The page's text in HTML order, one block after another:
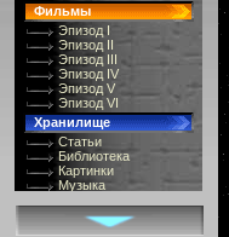
Фильмы
Эпизод I
Эпизод II
Эпизод III
Эпизод IV
Эпизод V
Эпизод VI
Хранилище
Статьи
Библиотека
Картинки
Музыка
Терминология
Костюмы